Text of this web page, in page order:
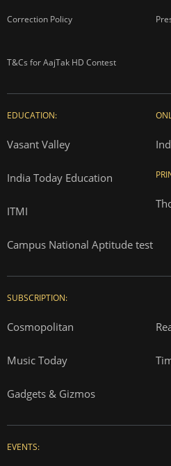
Correction Policy
T&Cs for AajTak HD Contest
EDUCATION:
Vasant Valley
India Today Education
ITMI
Campus National Aptitude test
SUBSCRIPTION:
Cosmopolitan
Music Today
Gadgets & Gizmos
EVENTS: